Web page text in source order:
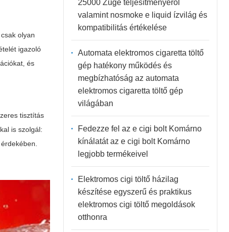
csak olyan
igazoló
és
tisztítás
is szolgál:
25000 Züge teljesítményéről
valamint nosmoke e liquid ízvilág és
kompatibilitás értékelése
Automata elektromos cigaretta töltő
gép hatékony működés és
megbízhatóság az automata
elektromos cigaretta töltő gép
világában
Fedezze fel az e cigi bolt Komárno
kínálatát az e cigi bolt Komárno
legjobb termékeivel
Elektromos cigi töltő házilag
készítése egyszerű és praktikus
elektromos cigi töltő megoldások
otthonra